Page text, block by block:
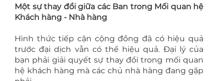
Một sự thay đổi giữa các Ban trong Mối quan hệ
Khách hàng - Nhà hàng
Hình thức tiếp cận cộng đồng đã có hiệu quả
trước đại dịch vẫn có thể hiệu quả. Đại lý của
bạn phải giải quyết sự thay đổi trong mối quan
hệ khách hàng mà các chủ nhà hàng đang gặp